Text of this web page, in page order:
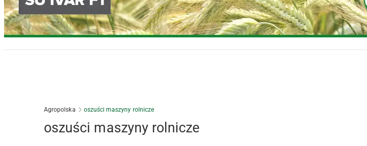
Agropolska oszuści maszyny rolnicze
oszuści maszyny rolnicze